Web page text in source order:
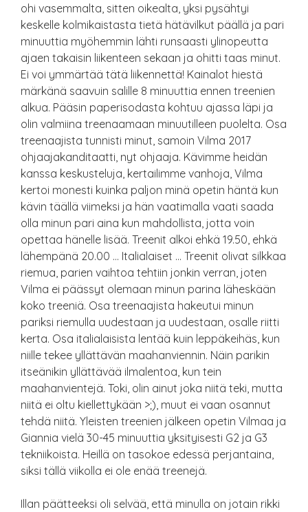
ohi vasemmalta, sitten oikealta, yksi pysähtyi
keskelle kolmikaistasta tietä hätävilkut päällä ja pari
minuuttia myöhemmin lähti runsaasti ylinopeutta
ajaen takaisin liikenteen sekaan ja ohitti taas minut.
Ei voi ymmärtää tätä liikennettä! Kainalot hiestä
märkänä saavuin salille 8 minuuttia ennen treenien
alkua. Pääsin paperisodasta kohtuu ajassa läpi ja
olin valmiina treenaamaan minuutilleen puolelta. Osa
treenaajista tunnisti minut, samoin Vilma 2017
ohjaajakanditaatti, nyt ohjaaja. Kävimme heidän
kanssa keskusteluja, kertailimme vanhoja, Vilma
kertoi monesti kuinka paljon minä opetin häntä kun
kävin täällä viimeksi ja hän vaatimalla vaati saada
olla minun pari aina kun mahdollista, jotta voin
opettaa hänelle lisää. Treenit alkoi ehkä 19.50, ehkä
lähempänä 20.00 … Italialaiset … Treenit olivat silkkaa
riemua, parien vaihtoa tehtiin jonkin verran, joten
Vilma ei päässyt olemaan minun parina läheskään
koko treeniä. Osa treenaajista hakeutui minun
pariksi riemulla uudestaan ja uudestaan, osalle riitti
kerta. Osa italialaisista lentää kuin leppäkeihäs, kun
niille tekee yllättävän maahanviennin. Näin parikin
itseänikin yllättävää ilmalentoa, kun tein
maahanvientejä. Toki, olin ainut joka niitä teki, mutta
niitä ei oltu kiellettykään >;), muut ei vaan osannut
tehdä niitä. Yleisten treenien jälkeen opetin Vilmaa ja
Giannia vielä 30-45 minuuttia yksityisesti G2 ja G3
tekniikoista. Heillä on tasokoe edessä perjantaina,
siksi tällä viikolla ei ole enää treenejä.
Illan päätteeksi oli selvää, että minulla on jotain rikki